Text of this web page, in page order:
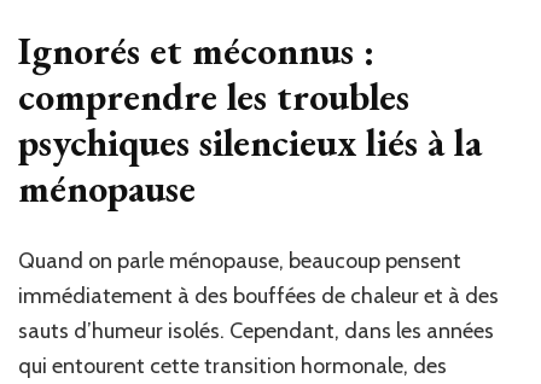
Ignorés et méconnus :
comprendre les troubles
psychiques silencieux liés à la
ménopause
Quand on parle ménopause, beaucoup pensent
immédiatement à des bouffées de chaleur et à des
sauts d’humeur isolés. Cependant, dans les années
qui entourent cette transition hormonale, des